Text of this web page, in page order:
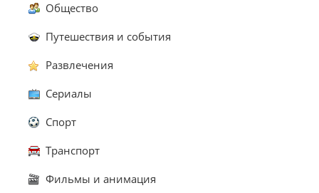
Общество
Путешествия и события
Развлечения
Сериалы
Спорт
Транспорт
Фильмы и анимация